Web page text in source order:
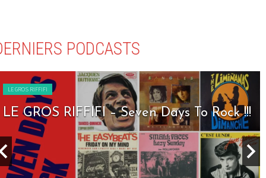
PODCASTS
LE GROS RIFFIFI
LE GROS RIFFIFI – Seven Days To Rock !!!